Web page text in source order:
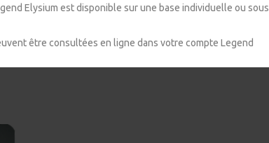
Elysium est disponible sur une base individuelle ou sous
être consultées en ligne dans votre compte Legend